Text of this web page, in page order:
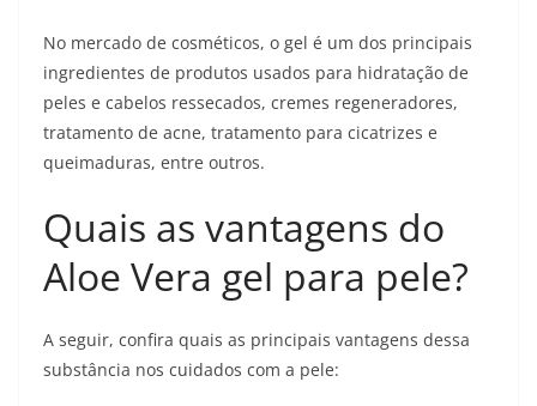
No mercado de cosméticos, o gel é um dos principais
ingredientes de produtos usados para hidratação de
peles e cabelos ressecados, cremes regeneradores,
tratamento de acne, tratamento para cicatrizes e
queimaduras, entre outros.
Quais as vantagens do
Aloe Vera gel para pele?
A seguir, confira quais as principais vantagens dessa
substância nos cuidados com a pele: